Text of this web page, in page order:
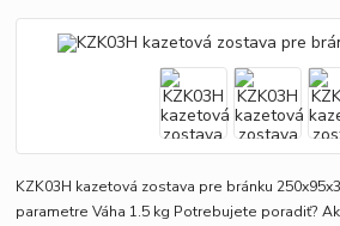
KZK03H kazetová zostava pre bránku
parametre Váha 1.5 kg Potrebujete poradiť?